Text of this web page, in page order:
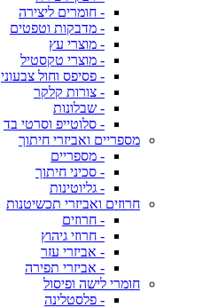
- חומרים ליצירה
- מדבקות וטפטים
- מוצרי עץ
- מוצרי טקסטיל
- פסיפס וחול צבעוני
- צורות קלקר
- שבלונות
- סלוטייפ וסרטי בד
מספריים ואביזרי חיתוך
- מספריים
- סכיני חיתוך
- גליוטינות
חרוזים ואביזרי תכשיטנות
- חרוזים
- חרוזי גיהוץ
- אביזרי עזר
- אביזרי תפירה
חומרי לישה ופיסול
- פלסטלינה